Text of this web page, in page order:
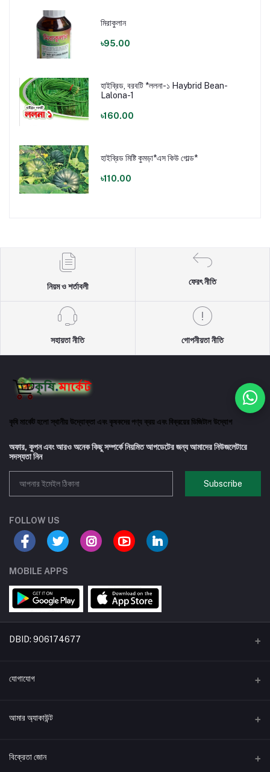
মিরাকুলান
৳95.00
হাইব্রিড, বরবটি *ললনা-১ Haybrid Bean-
Lalona-1
৳160.00
হাইব্রিড মিষ্টি কুমড়া*এস কিউ গোল্ড*
৳110.00
নিয়ম ও শর্তাবলী
ফেরৎ নীতি
সহায়তা নীতি গোপনীয়তা নীতি
কৃষি মার্কেট হলো স্থানীয় উদ্যোক্তা এবং কৃষকদের পণ্য ক্রয় এবং বিক্রয়ের ডিজিটাল উদ্যোগ
অফার, কুপন এবং আরও অনেক কিছু সম্পর্কে নিয়মিত আপডেটের জন্য আমাদের নিউজলেটারে
সদস্যতা নিন
Subscribe
FOLLOW US
MOBILE APPS
DBID: 906174677
একটি বিডিকৃষি উদ্যোগ
যোগাযোগ
*ঠিকানা:
*ফোন নাম্বার
আমার অ্যাকাউন্ট
লগইন করুন
বিক্রেতা জোন